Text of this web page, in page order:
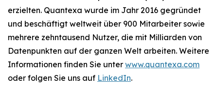
erzielten. Quantexa wurde im Jahr 2016 gegründet
und beschäftigt weltweit über 900 Mitarbeiter sowie
mehrere zehntausend Nutzer, die mit Milliarden von
Datenpunkten auf der ganzen Welt arbeiten. Weitere
Informationen finden Sie unter www.quantexa.com
oder folgen Sie uns auf LinkedIn.